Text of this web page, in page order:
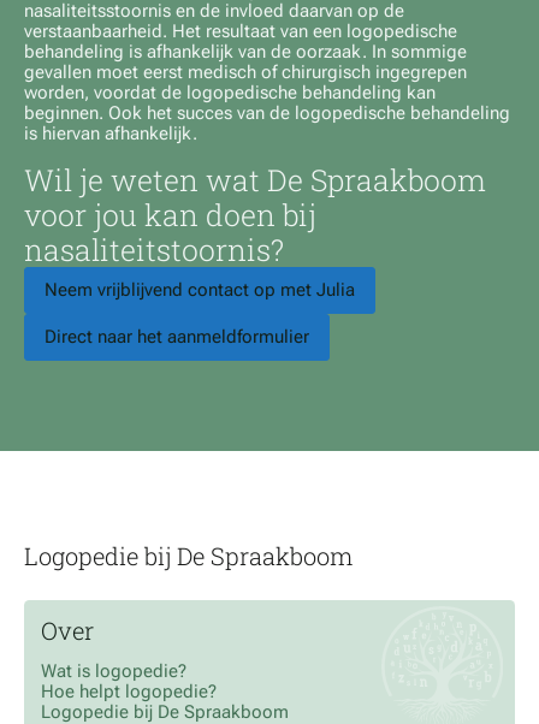
nasaliteitsstoornis en de invloed daarvan op de
verstaanbaarheid. Het resultaat van een logopedische
behandeling is afhankelijk van de oorzaak. In sommige
gevallen moet eerst medisch of chirurgisch ingegrepen
worden, voordat de logopedische behandeling kan
beginnen. Ook het succes van de logopedische behandeling
is hiervan afhankelijk.
Wil je weten wat De Spraakboom
voor jou kan doen bij
nasaliteitstoornis?
Neem vrijblijvend contact op met Julia
Direct naar het aanmeldformulier
Logopedie bij De Spraakboom
Over
Wat is logopedie?
Hoe helpt logopedie?
Logopedie bij De Spraakboom